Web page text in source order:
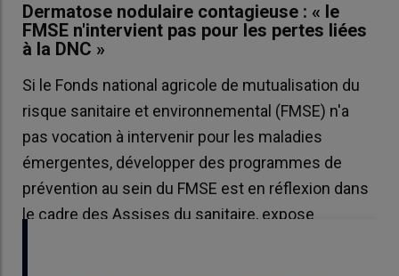
Dermatose nodulaire contagieuse : « le
FMSE n'intervient pas pour les pertes liées
à la DNC »
Si le Fonds national agricole de mutualisation du
risque sanitaire et environnemental (FMSE) n'a
pas vocation à intervenir pour les maladies
émergentes, développer des programmes de
prévention au sein du FMSE est en réflexion dans
le cadre des Assises du sanitaire, expose